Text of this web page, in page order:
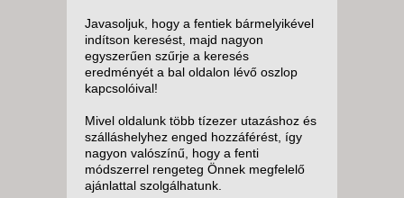
Javasoljuk, hogy a fentiek bármelyikével
indítson keresést, majd nagyon
egyszerűen szűrje a keresés
eredményét a bal oldalon lévő oszlop
kapcsolóival!
Mivel oldalunk több tízezer utazáshoz és
szálláshelyhez enged hozzáférést, így
nagyon valószínű, hogy a fenti
módszerrel rengeteg Önnek megfelelő
ajánlattal szolgálhatunk.